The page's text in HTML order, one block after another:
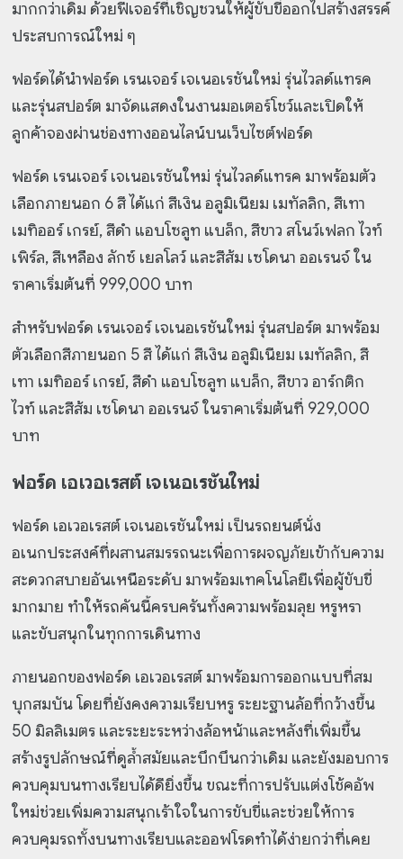
มากกว่าเดิม ด้วยฟีเจอร์ที่เชิญชวนให้ผู้ขับขี่ออกไปสร้างสรรค์
ประสบการณ์ใหม่ ๆ
ฟอร์ดได้นำฟอร์ด เรนเจอร์ เจเนอเรชันใหม่ รุ่นไวลด์แทรค
และรุ่นสปอร์ต มาจัดแสดงในงานมอเตอร์โชว์และเปิดให้
ลูกค้าจองผ่านช่องทางออนไลน์บนเว็บไซต์ฟอร์ด
ฟอร์ด เรนเจอร์ เจเนอเรชันใหม่ รุ่นไวลด์แทรค มาพร้อมตัว
เลือกภายนอก 6 สี ได้แก่ สีเงิน อลูมิเนียม เมทัลลิก, สีเทา
เมทิออร์ เกรย์, สีดำ แอบโซลูท แบล็ก, สีขาว สโนว์เฟลก ไวท์
เพิร์ล, สีเหลือง ลักซ์ เยลโลว์ และสีส้ม เซโดนา ออเรนจ์ ใน
ราคาเริ่มต้นที่ 999,000 บาท
สำหรับฟอร์ด เรนเจอร์ เจเนอเรชันใหม่ รุ่นสปอร์ต มาพร้อม
ตัวเลือกสีภายนอก 5 สี ได้แก่ สีเงิน อลูมิเนียม เมทัลลิก, สี
เทา เมทิออร์ เกรย์, สีดำ แอบโซลูท แบล็ก, สีขาว อาร์กติก
ไวท์ และสีส้ม เซโดนา ออเรนจ์ ในราคาเริ่มต้นที่ 929,000
บาท
ฟอร์ด เอเวอเรสต์ เจเนอเรชันใหม่
ฟอร์ด เอเวอเรสต์ เจเนอเรชันใหม่ เป็นรถยนต์นั่ง
อเนกประสงค์ที่ผสานสมรรถนะเพื่อการผจญภัยเข้ากับความ
สะดวกสบายอันเหนือระดับ มาพร้อมเทคโนโลยีเพื่อผู้ขับขี่
มากมาย ทำให้รถคันนี้ครบครันทั้งความพร้อมลุย หรูหรา
และขับสนุกในทุกการเดินทาง
ภายนอกของฟอร์ด เอเวอเรสต์ มาพร้อมการออกแบบที่สม
บุกสมบัน โดยที่ยังคงความเรียบหรู ระยะฐานล้อที่กว้างขึ้น
50 มิลลิเมตร และระยะระหว่างล้อหน้าและหลังที่เพิ่มขึ้น
สร้างรูปลักษณ์ที่ดูล้ำสมัยและบึกบึนกว่าเดิม และยังมอบการ
ควบคุมบนทางเรียบได้ดียิ่งขึ้น ขณะที่การปรับแต่งโช้คอัพ
ใหม่ช่วยเพิ่มความสนุกเร้าใจในการขับขี่และช่วยให้การ
ควบคุมรถทั้งบนทางเรียบและออฟโรดทำได้ง่ายกว่าที่เคย